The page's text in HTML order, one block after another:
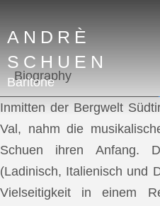
ANDRÈ
SCHUEN
Baritone
Biography
Inmitten der Bergwelt
Val, nahm die
Schuen ihren Anfang.
(Ladinisch, Italienisch und
Vielseitigkeit in einem